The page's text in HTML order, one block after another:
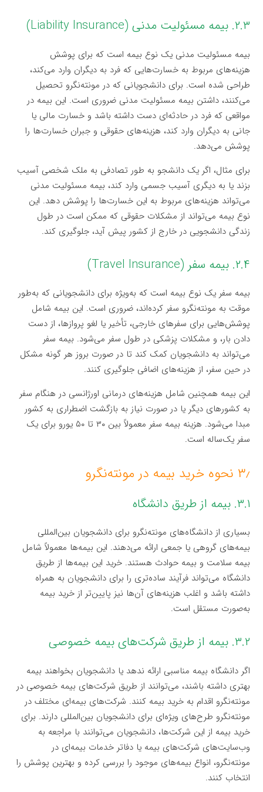
۲.۳. بیمه مسئولیت مدنی (Liability Insurance)
بیمه مسئولیت مدنی یک نوع بیمه است که برای پوشش
هزینه‌های مربوط به خسارت‌هایی که فرد به دیگران وارد می‌کند،
طراحی شده است. برای دانشجویانی که در مونته‌نگرو تحصیل
می‌کنند، داشتن بیمه مسئولیت مدنی ضروری است. این بیمه در
مواقعی که فرد در حادثه‌ای دست داشته باشد و خسارت مالی یا
جانی به دیگران وارد کند، هزینه‌های حقوقی و جبران خسارت‌ها را
پوشش می‌دهد.
برای مثال، اگر یک دانشجو به طور تصادفی به ملک شخصی آسیب
بزند یا به دیگری آسیب جسمی وارد کند، بیمه مسئولیت مدنی
می‌تواند هزینه‌های مربوط به این خسارت‌ها را پوشش دهد. این
نوع بیمه می‌تواند از مشکلات حقوقی که ممکن است در طول
زندگی دانشجویی در خارج از کشور پیش آید، جلوگیری کند.
۲.۴. بیمه سفر (Travel Insurance)
بیمه سفر یک نوع بیمه است که به‌ویژه برای دانشجویانی که به‌طور
موقت به مونته‌نگرو سفر کرده‌اند، ضروری است. این بیمه شامل
پوشش‌هایی برای سفرهای خارجی، تأخیر یا لغو پروازها، از دست
دادن بار، و مشکلات پزشکی در طول سفر می‌شود. بیمه سفر
می‌تواند به دانشجویان کمک کند تا در صورت بروز هر گونه مشکل
در حین سفر، از هزینه‌های اضافی جلوگیری کنند.
این بیمه همچنین شامل هزینه‌های درمانی اورژانسی در هنگام سفر
به کشورهای دیگر یا در صورت نیاز به بازگشت اضطراری به کشور
مبدا می‌شود. هزینه بیمه سفر معمولاً بین ۳۰ تا ۵۰ یورو برای یک
سفر یک‌ساله است.
۳٫ نحوه خرید بیمه در مونته‌نگرو
۳.۱. بیمه از طریق دانشگاه
بسیاری از دانشگاه‌های مونته‌نگرو برای دانشجویان بین‌المللی
بیمه‌های گروهی یا جمعی ارائه می‌دهند. این بیمه‌ها معمولاً شامل
بیمه سلامت و بیمه حوادث هستند. خرید این بیمه‌ها از طریق
دانشگاه می‌تواند فرآیند ساده‌تری را برای دانشجویان به همراه
داشته باشد و اغلب هزینه‌های آن‌ها نیز پایین‌تر از خرید بیمه
به‌صورت مستقل است.
۳.۲. بیمه از طریق شرکت‌های بیمه خصوصی
اگر دانشگاه بیمه مناسبی ارائه ندهد یا دانشجویان بخواهند بیمه
بهتری داشته باشند، می‌توانند از طریق شرکت‌های بیمه خصوصی در
مونته‌نگرو اقدام به خرید بیمه کنند. شرکت‌های بیمه‌ای مختلف در
مونته‌نگرو طرح‌های ویژه‌ای برای دانشجویان بین‌المللی دارند. برای
خرید بیمه از این شرکت‌ها، دانشجویان می‌توانند با مراجعه به
وب‌سایت‌های شرکت‌های بیمه یا دفاتر خدمات بیمه‌ای در
مونته‌نگرو، انواع بیمه‌های موجود را بررسی کرده و بهترین پوشش را
انتخاب کنند.